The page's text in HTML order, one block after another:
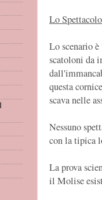
Lo
Lo scenario
scatoloni da
questa
scava nelle
Nessuno
con la tipica
La prova
il Molise